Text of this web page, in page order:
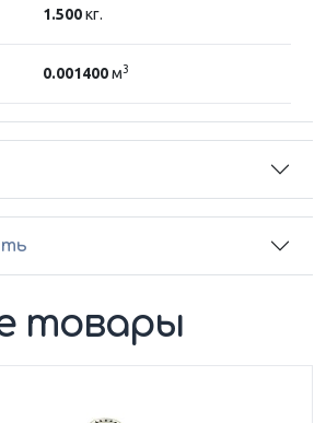
1.500кг.
0.001400м3
товары